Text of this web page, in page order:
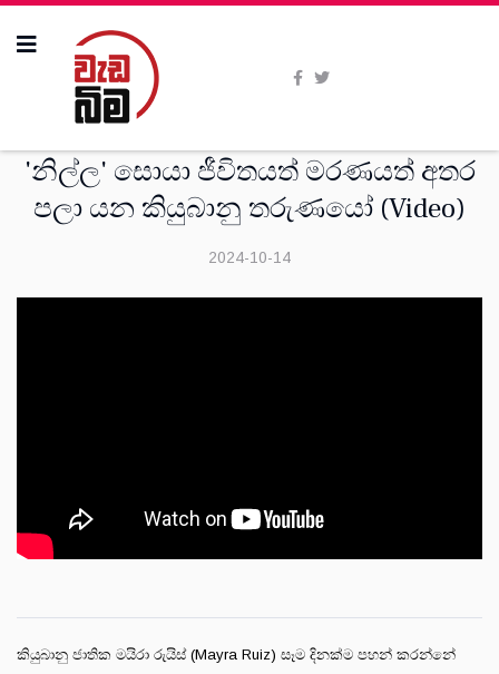
'නිල්ල' සොයා ජීවිතයත් මරණයත් අතර
පලා යන කියුබානු තරුණයෝ (Video)
2024-10-14
කියුබානු ජාතික මයිරා රුයිස් (Mayra Ruiz) සෑම දිනක්ම පහන් කරන්නේ